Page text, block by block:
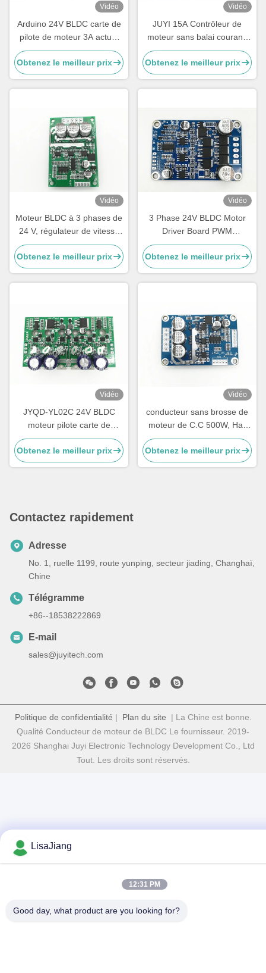
Vidéo
Arduino 24V BLDC carte de
pilote de moteur 3A actuel
taille compacte JYQD-V6.7
contrôleur de moteur
Obtenez le meilleur prix
Vidéo
JUYI 15A Contrôleur de
moteur sans balai courant,
Contrôleur de vitesse sans
balai rectangulaire
Obtenez le meilleur prix
Vidéo
Moteur BLDC à 3 phases de
24 V, régulateur de vitesse
PWM pour moteur sans
capteur, régulateur de
vitesse du moteur, sortie de
signal d'impulsion -20 - 85°C
Obtenez le meilleur prix
Vidéo
3 Phase 24V BLDC Motor
Driver Board PWM
Fréquence 1-20KHZ Cycle
de fonctionnement 0-100%
Contrôleur du moteur
Obtenez le meilleur prix
Vidéo
JYQD-YL02C 24V BLDC
moteur pilote carte de
commande du moteur pour
moteur hub / skateboard
électrique
Obtenez le meilleur prix
Vidéo
conducteur sans brosse de
moteur de C.C 500W, Hall
Effect 24 contrôleurs de
vitesse de moteur de C.C de
volt
Obtenez le meilleur prix
Contactez rapidement
Adresse
No. 1, ruelle 1199, route yunping, secteur jiading, Changhaï,
Chine
Télégramme
+86--18538222869
E-mail
sales@juyitech.com
Politique de confidentialité | Plan du site | La Chine est bonne.
Qualité Conducteur de moteur de BLDC Le fournisseur. 2019-
2026 Shanghai Juyi Electronic Technology Development Co., Ltd
Tout. Les droits sont réservés.
LisaJiang
12:31 PM
Good day, what product are you looking for?